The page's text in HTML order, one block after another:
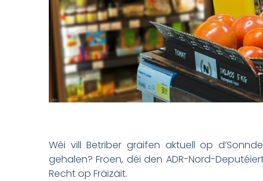
Wéi vill Betriber gräifen aktuell op
gehalen? Froen, déi den ADR-Nord-
Recht op Fräizäit.